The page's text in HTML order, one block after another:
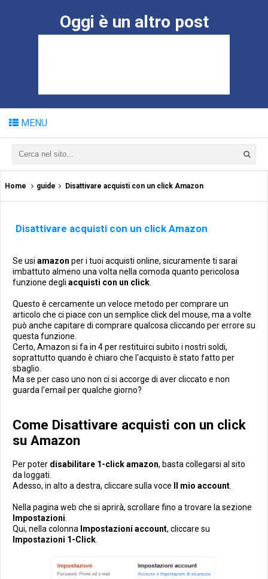
Oggi è un altro post
MENU
Home guide Disattivare acquisti con un click Amazon
Disattivare acquisti con un click Amazon
Se usi amazon per i tuoi acquisti online, sicuramente ti sarai
imbattuto almeno una volta nella comoda quanto pericolosa
funzione degli acquisti con un click
Questo è cercamente un veloce metodo per comprare un
articolo che ci piace con un semplice click del mouse, ma a volte
può anche capitare di comprare qualcosa cliccando per errore su
questa funzione.
Certo, Amazon si fa in 4 per restituirci subito i nostri soldi,
soprattutto quando è chiaro che l'acquisto è stato fatto per
sbaglio.
Ma se per caso uno non ci si accorge di aver cliccato e non
guarda l'email per qualche giorno?
Come Disattivare acquisti con un click
su Amazon
Per poter disabilitare 1-click amazon, basta collegarsi al sito
da loggati.
Adesso, in alto a destra, cliccare sulla voce
Il mio account
Nella pagina web che si aprirà, scrollare fino a trovare la sezione
Impostazioni
Qui, nella colonna Impostazioni account, cliccare su
Impostazioni 1-Click